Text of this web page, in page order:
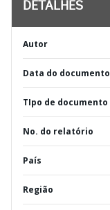
DETALHES
Autor
Data do documento
TIpo de documento
No. do relatório
País
Região